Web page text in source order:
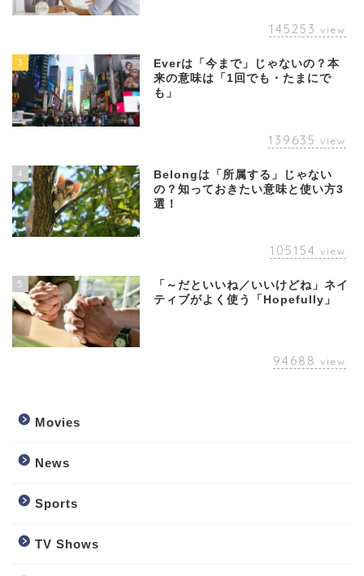
145253 view
3
Everは「今まで」じゃないの？本
来の意味は「1回でも・たまにで
も」
139635 view
4
Belongは「所属する」じゃない
の？知っておきたい意味と使い方3
選！
105154 view
5
「～だといいね／いいけどね」ネイ
ティブがよく使う「Hopefully」
94688 view
Movies
News
Sports
TV Shows